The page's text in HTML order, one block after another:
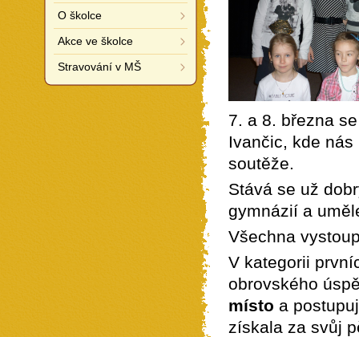
7. a 8. března
Ivančic, kde
soutěže.
Stává se už
gymnázií a
Všechna
V kategorii
obrovského
místo a
získala za svůj
O školce
Akce ve školce
Stravování v MŠ